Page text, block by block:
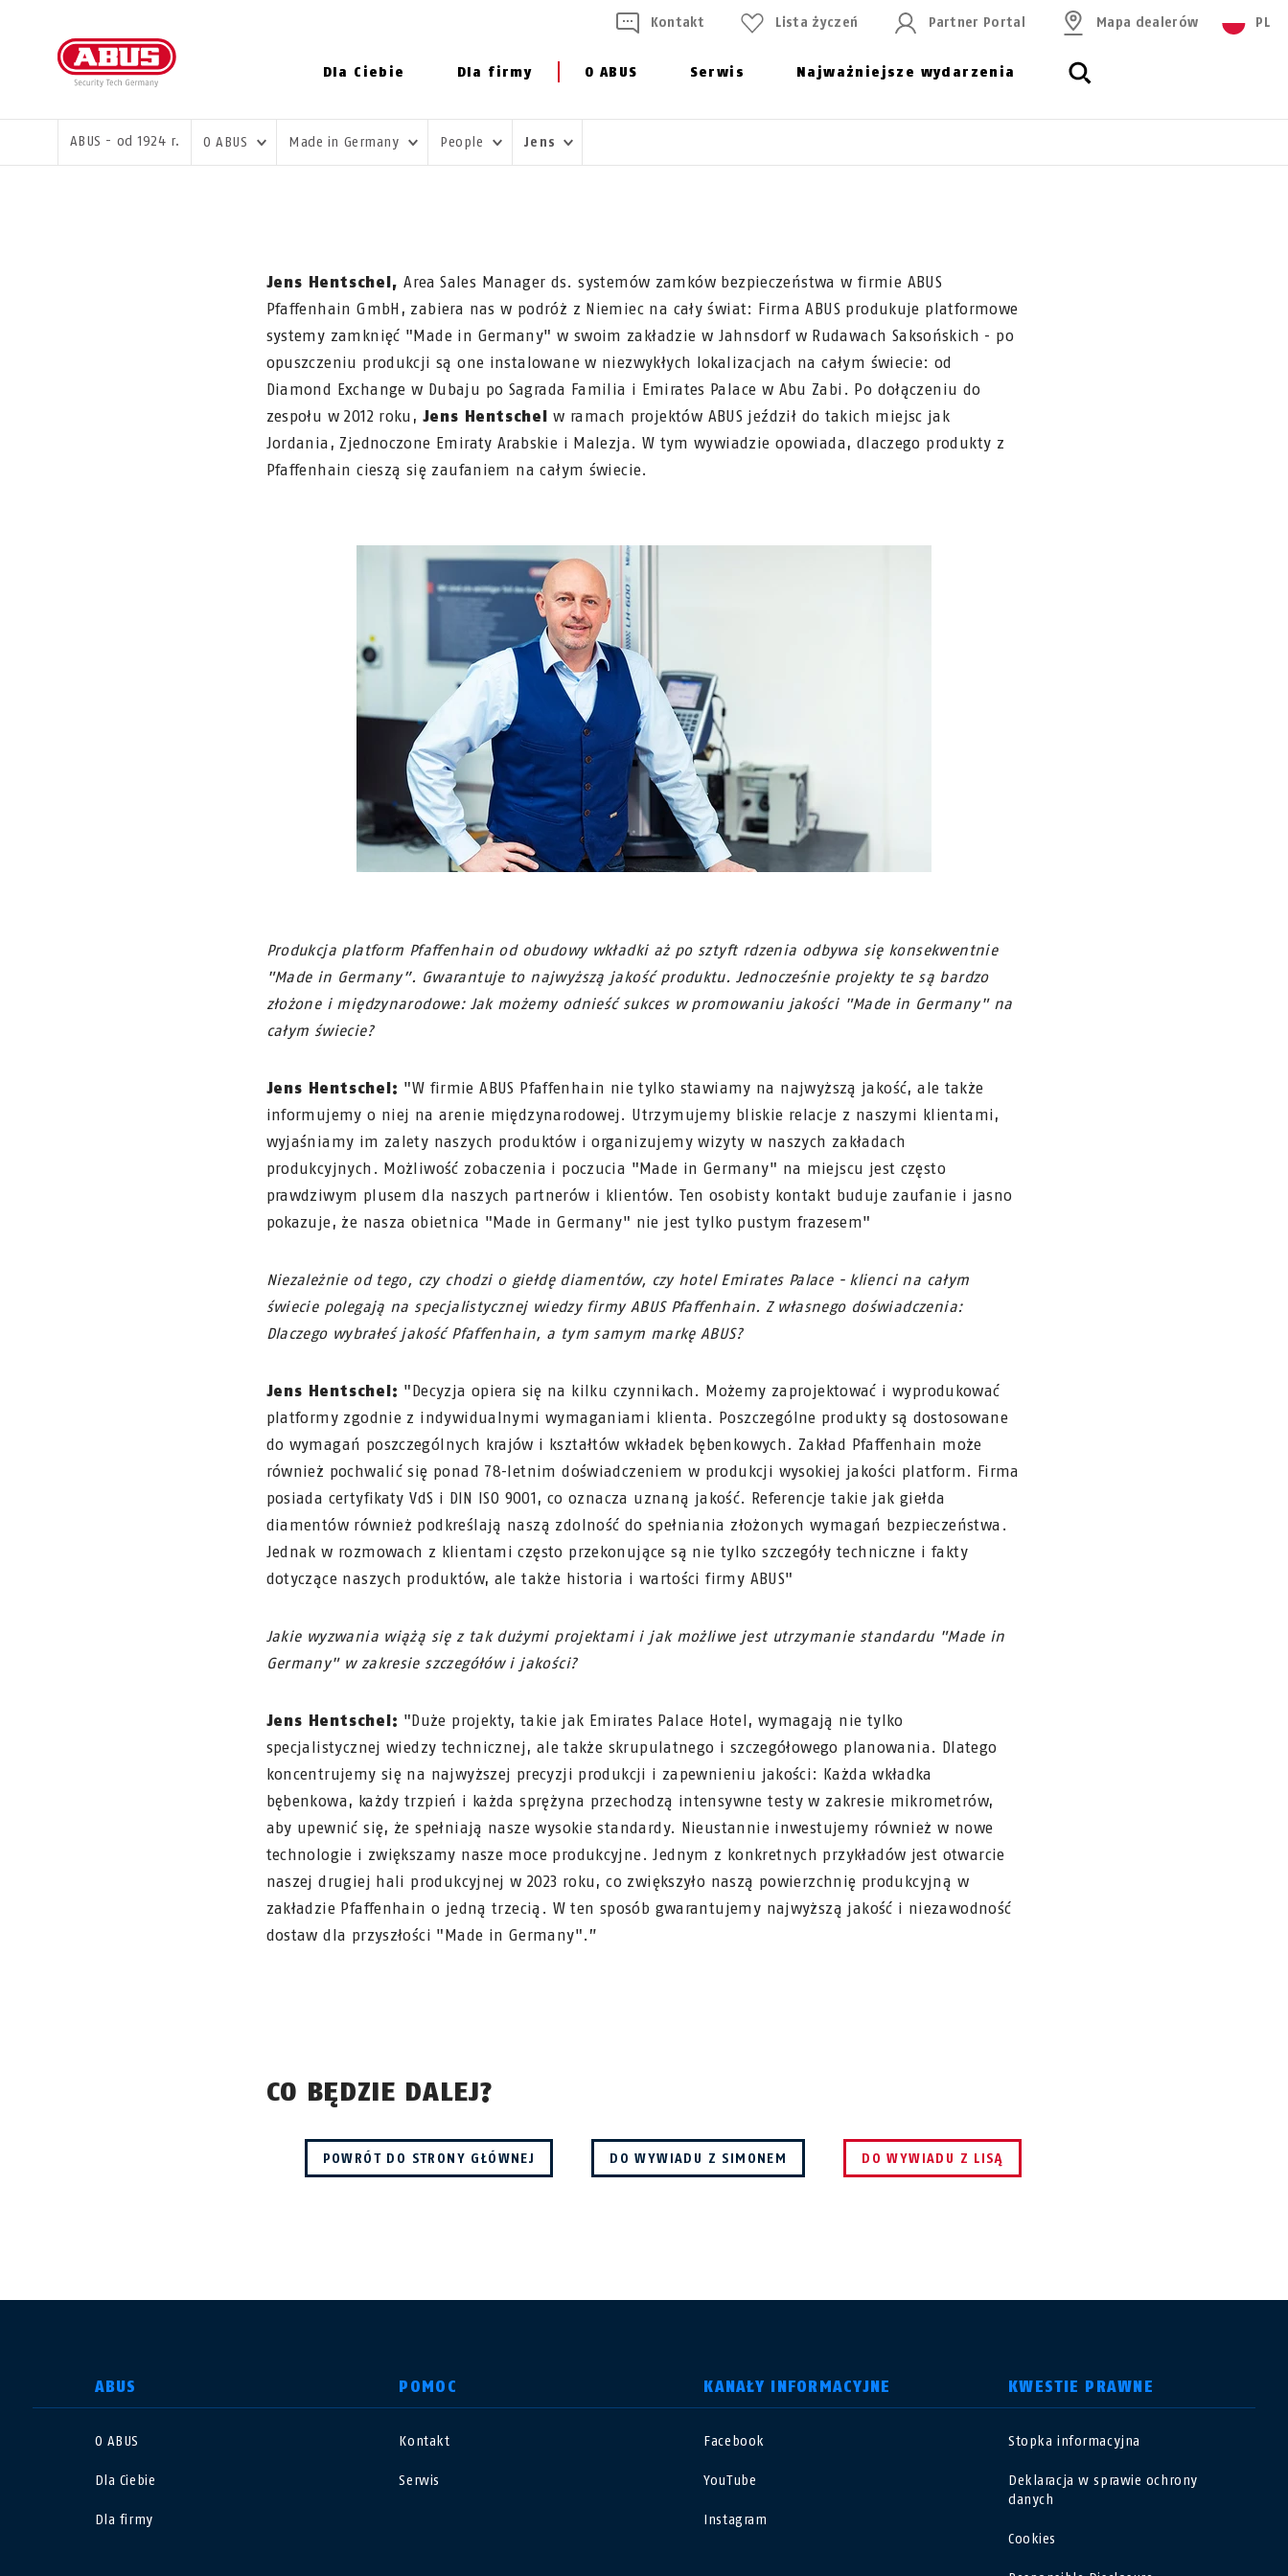
Dla Ciebie Dla firmy O ABUS Serwis Najważniejsze wydarzenia
Kontakt Lista życzeń Partner Portal Mapa dealerów PL
JESTEŚ TUTAJ:
ABUS - od 1924 r. O ABUS Made in Germany People Jens
Jens Hentschel,Area Sales Manager ds. systemów zamków bezpieczeństwa w firmie ABUS
Pfaffenhain GmbH, zabiera nas w podróż z Niemiec na cały świat: Firma ABUS produkuje platformowe
systemy zamknięć "Made in Germany" w swoim zakładzie w Jahnsdorf w Rudawach Saksońskich - po
opuszczeniu produkcji są one instalowane w niezwykłych lokalizacjach na całym świecie: od
Diamond Exchange w Dubaju po Sagrada Familia i Emirates Palace w Abu Zabi. Po dołączeniu do
zespołu w 2012 roku, Jens Hentschel w ramach projektów ABUS jeździł do takich miejsc jak
Jordania, Zjednoczone Emiraty Arabskie i Malezja. W tym wywiadzie opowiada, dlaczego produkty z
Pfaffenhain cieszą się zaufaniem na całym świecie.
Produkcja platform Pfaffenhain od obudowy wkładki aż po sztyft rdzenia odbywa się konsekwentnie
"Made in Germany”. Gwarantuje to najwyższą jakość produktu. Jednocześnie projekty te są bardzo
złożone i międzynarodowe: Jak możemy odnieść sukces w promowaniu jakości "Made in Germany" na
całym świecie?
Jens Hentschel: "W firmie ABUS Pfaffenhain nie tylko stawiamy na najwyższą jakość, ale także
informujemy o niej na arenie międzynarodowej. Utrzymujemy bliskie relacje z naszymi klientami,
wyjaśniamy im zalety naszych produktów i organizujemy wizyty w naszych zakładach
produkcyjnych. Możliwość zobaczenia i poczucia "Made in Germany" na miejscu jest często
prawdziwym plusem dla naszych partnerów i klientów. Ten osobisty kontakt buduje zaufanie i jasno
pokazuje, że nasza obietnica "Made in Germany" nie jest tylko pustym frazesem"
Niezależnie od tego, czy chodzi o giełdę diamentów, czy hotel Emirates Palace - klienci na całym
świecie polegają na specjalistycznej wiedzy firmy ABUS Pfaffenhain. Z własnego doświadczenia:
Dlaczego wybrałeś jakość Pfaffenhain, a tym samym markę ABUS?
Jens Hentschel: "Decyzja opiera się na kilku czynnikach. Możemy zaprojektować i wyprodukować
platformy zgodnie z indywidualnymi wymaganiami klienta. Poszczególne produkty są dostosowane
do wymagań poszczególnych krajów i kształtów wkładek bębenkowych. Zakład Pfaffenhain może
również pochwalić się ponad 78-letnim doświadczeniem w produkcji wysokiej jakości platform. Firma
posiada certyfikaty VdS i DIN ISO 9001, co oznacza uznaną jakość. Referencje takie jak giełda
diamentów również podkreślają naszą zdolność do spełniania złożonych wymagań bezpieczeństwa.
Jednak w rozmowach z klientami często przekonujące są nie tylko szczegóły techniczne i fakty
dotyczące naszych produktów, ale także historia i wartości firmy ABUS"
Jakie wyzwania wiążą się z tak dużymi projektami i jak możliwe jest utrzymanie standardu "Made in
Germany" w zakresie szczegółów i jakości?
Jens Hentschel: "Duże projekty, takie jak Emirates Palace Hotel, wymagają nie tylko
specjalistycznej wiedzy technicznej, ale także skrupulatnego i szczegółowego planowania. Dlatego
koncentrujemy się na najwyższej precyzji produkcji i zapewnieniu jakości: Każda wkładka
bębenkowa, każdy trzpień i każda sprężyna przechodzą intensywne testy w zakresie mikrometrów,
aby upewnić się, że spełniają nasze wysokie standardy. Nieustannie inwestujemy również w nowe
technologie i zwiększamy nasze moce produkcyjne. Jednym z konkretnych przykładów jest otwarcie
naszej drugiej hali produkcyjnej w 2023 roku, co zwiększyło naszą powierzchnię produkcyjną w
zakładzie Pfaffenhain o jedną trzecią. W ten sposób gwarantujemy najwyższą jakość i niezawodność
dostaw dla przyszłości "Made in Germany".”
CO BĘDZIE DALEJ?
POWRÓT DO STRONY GŁÓWNEJ DO WYWIADU Z SIMONEM DO WYWIADU Z LISĄ
ABUS
O ABUS
Dla Ciebie
Dla firmy
POMOC
Kontakt
Serwis
KANAŁY INFORMACYJNE
Facebook
YouTube
Instagram
KWESTIE PRAWNE
Stopka informacyjna
Deklaracja w sprawie ochrony
danych
Cookies
WYBIERZ KRAJ
Canada
EN